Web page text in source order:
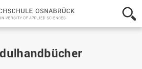
Hochschule
Osnabrück
-